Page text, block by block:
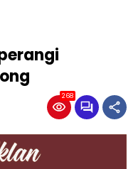
268